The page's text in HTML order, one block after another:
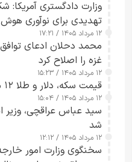
تهدیدی برای نوآوری
۱۲ مرداد ۱۴۰۵ / ۱۷:۲۱
محمد دحلان ادعای
غزه را اصلاح کرد
۱۲ مرداد ۱۴۰۵ / ۱۵:۲۳
قیمت سکه، دلار و طلا ۱۲ مرداد+ جدول
۱۲ مرداد ۱۴۰۵ / ۱۵:۰۴
سید عباس عراقچی، وزیر
شد
۱۲ مرداد ۱۴۰۵ / ۱۲:۱۲
سخنگوی وزارت امور